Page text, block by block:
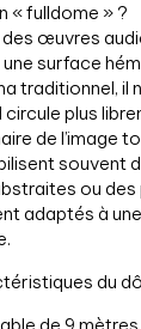
« fulldome » ?
œuvres
surface
traditionnel, il
circule plus
de l’image
souvent
ou
adaptés à
du